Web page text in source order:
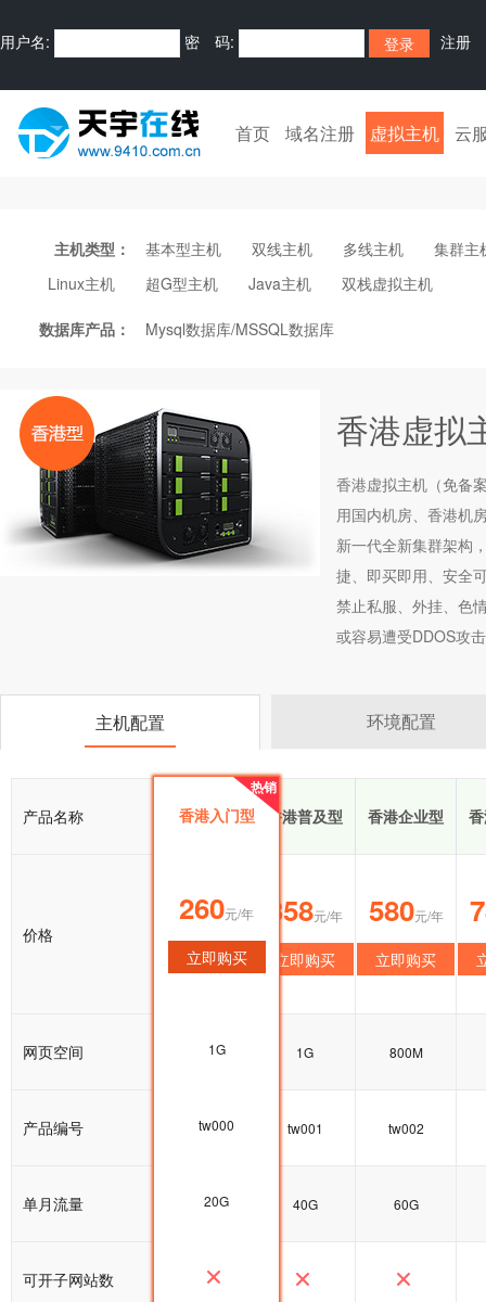
用户名: 密 码: 注册
首页 域名注册 虚拟主机 云
主机类型： 基本型主机 双线主机 多线主机
集群主
Linux主机
超G型主机 Java主机 双栈虚拟主机
数据库产品： Mysql数据库/MSSQL数据库
香港虚拟
香港虚拟主机 （免
用国内机房、香港机
新一代全新集群架构
捷、即买即用、安全
禁止私服、外挂、色
或容易遭受DDOS攻
主机配置 环境配置
产品名称
热销
香港入门型 香港普及型 香港企业型
价格
260元/年
立即购买
358元/年
立即购买
580元/年
立即购买
网页空间 300M 1G 800M
产品编号 tw000 tw001 tw002
单月流量 20G 40G 60G
可开子网站数
热销
香港入门型
260元/年
立即购买
1G
tw000
20G